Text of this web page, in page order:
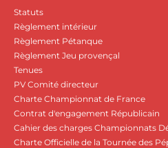
Statuts
Règlement intérieur
Règlement Pétanque
Règlement Jeu provençal
Tenues
PV Comité directeur
Charte Championnat de France
Contrat d'engagement Républicain
Cahier des charges Championnats
Charte Officielle de la Tournée des